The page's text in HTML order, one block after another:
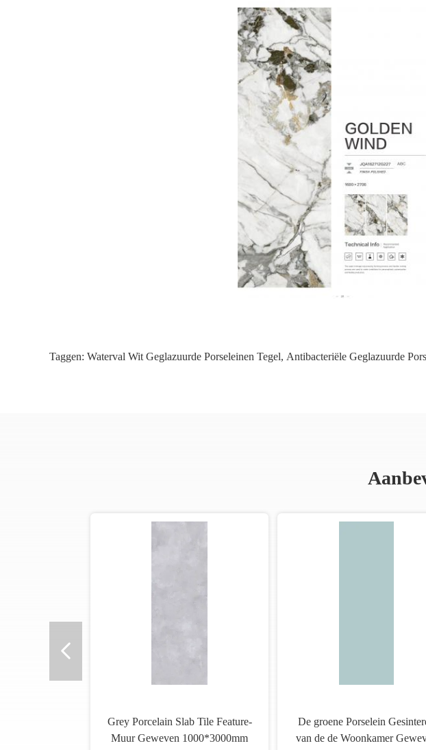
Taggen: Waterval Wit Geglazuurde Porseleinen Tegel, Antibacteriële Geglazuurde
Grey Porcelain Slab Tile Feature-
Muur Geweven 1000*3000mm
De groene Porselein
van de de Woonkamer